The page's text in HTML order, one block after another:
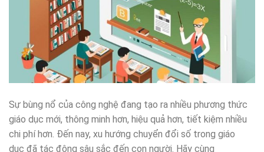
Sự bùng nổ của công nghệ đang tạo ra nhiều phương thức
giáo dục mới, thông minh hơn, hiệu quả hơn, tiết kiệm nhiều
chi phí hơn. Đến nay, xu hướng chuyển đổi số trong giáo
dục đã tác động sâu sắc đến con người. Hãy cùng